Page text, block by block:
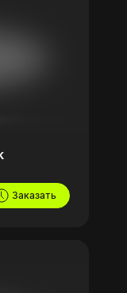
Заказать